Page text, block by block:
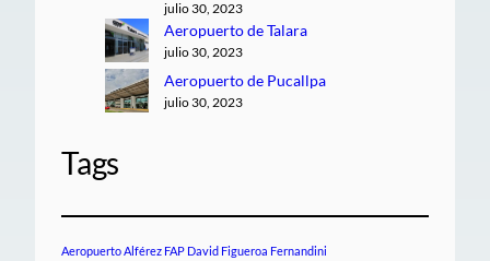
julio 30, 2023
Aeropuerto de Talara
julio 30, 2023
Aeropuerto de Pucallpa
julio 30, 2023
Tags
Aeropuerto Alférez FAP David Figueroa Fernandini